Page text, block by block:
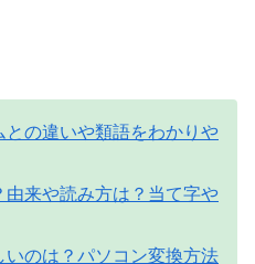
の違いや類語をわかりや
由来や読み方は？当て字や
のは？パソコン変換方法